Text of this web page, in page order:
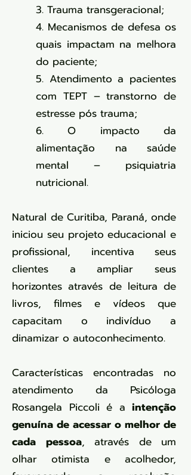
3. Trauma transgeracional;
4. Mecanismos de defesa os
quais impactam na melhora
do paciente;
5. Atendimento a pacientes
com TEPT – transtorno de
estresse pós trauma;
6. O impacto da
alimentação na saúde
mental – psiquiatria
nutricional.
Natural de Curitiba, Paraná, onde
iniciou seu projeto educacional e
profissional, incentiva seus
clientes a ampliar seus
horizontes através de leitura de
livros, filmes e vídeos que
capacitam o indivíduo a
dinamizar o autoconhecimento.
Características encontradas no
atendimento da Psicóloga
Rosangela Piccoli é a intenção
genuína de acessar o melhor de
cada pessoa, através de um
olhar otimista e acolhedor,